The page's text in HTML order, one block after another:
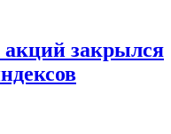
закрылся